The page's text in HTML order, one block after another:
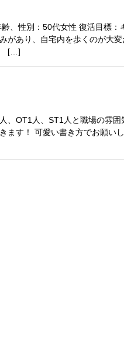
、性別：50代女性 復活目標：
があり、自宅内を歩くのが大
[…]
、OT1人、ST1人と職場の雰囲
ます！ 可愛い書き方でお願い